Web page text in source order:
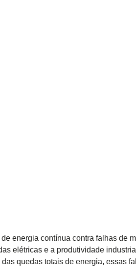
energia contínua contra falhas de
elétricas e a produtividade
quedas totais de energia, essas